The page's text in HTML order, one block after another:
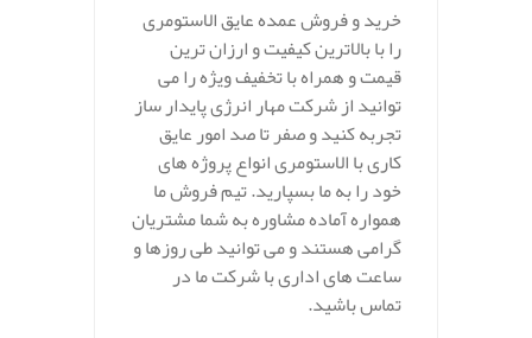
خرید و فروش عمده عایق الاستومری
را با بالاترین کیفیت و ارزان ترین
قیمت و همراه با تخفیف ویژه را می
توانید از شرکت مهار انرژی پایدار ساز
تجربه کنید و صفر تا صد امور عایق
کاری با الاستومری انواع پروژه های
خود را به ما بسپارید. تیم فروش ما
همواره آماده مشاوره به شما مشتریان
گرامی هستند و می توانید طی روزها و
ساعت های اداری با شرکت ما در
تماس باشید.